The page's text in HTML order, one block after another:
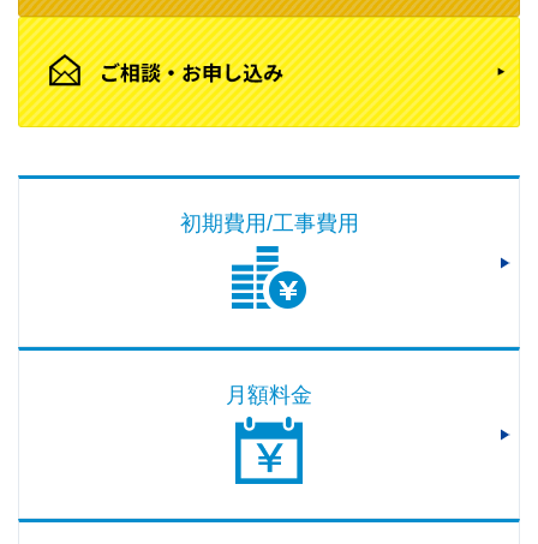
初期費用/工事費用
月額料金